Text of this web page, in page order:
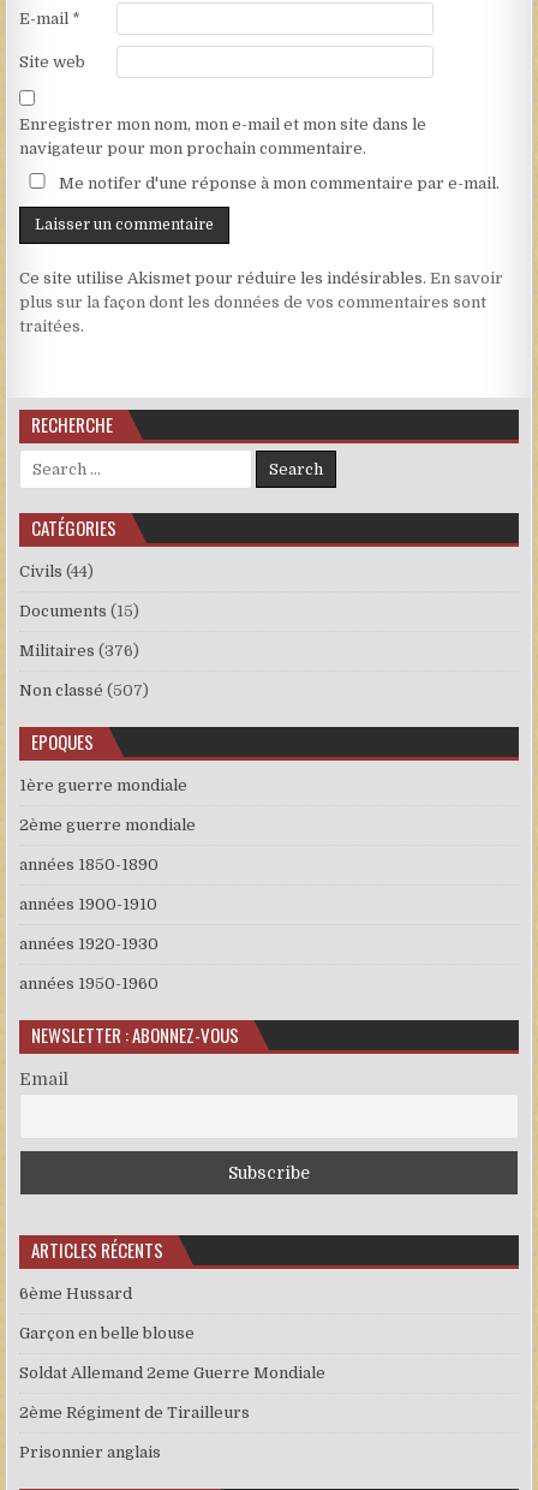
E-mail *
Site web
Enregistrer mon nom, mon e-mail et mon site dans le
navigateur pour mon prochain commentaire.
Me notifer d'une réponse à mon commentaire par e-mail.
Ce site utilise Akismet pour réduire les indésirables.En savoir
plus sur la façon dont les données de vos commentaires sont
traitées.
RECHERCHE
Search for:
CATÉGORIES
Civils (44)
Documents (15)
Militaires (376)
Non classé (507)
EPOQUES
1ère guerre mondiale
2ème guerre mondiale
années 1850-1890
années 1900-1910
années 1920-1930
années 1950-1960
NEWSLETTER : ABONNEZ-VOUS
Email
ARTICLES RÉCENTS
6ème Hussard
Garçon en belle blouse
Soldat Allemand 2eme Guerre Mondiale
2ème Régiment de Tirailleurs
Prisonnier anglais